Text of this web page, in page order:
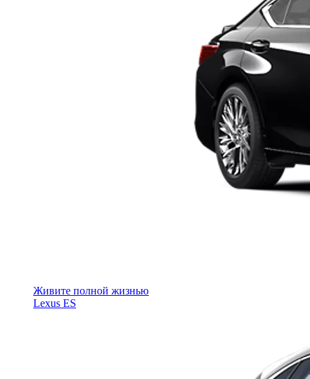
Живите полной жизнью
Lexus ES